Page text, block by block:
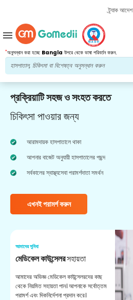
ট্র্যাক আদেশ
*অনুসন্ধান করা হচ্ছে Bangla উপরে থেকে ভাষা পরিবর্তন করুন.
menu
প্রক্রিয়াটি সহজ ও সংহত করতে
চিকিৎসা পাওয়ার জন্য
আরামদায়ক হাসপাতালে থাকা
আপনার বাজেট অনুযায়ী হাসপাতালের পছন্দ
সর্বকালের স্বাস্থ্যসেবা পরামর্শদাতা সমর্থন
এখনই পরামর্শ করুন
আমাদের সুবিধা
মেডিকেল কাউন্সেলরসহায়তা
আমাদের অভিজ্ঞ মেডিকেল কাউন্সেলরদের কাছ
থেকে নিয়মিত সহায়তা পান। আপনাকে সর্বোত্তম
পরামর্শ এবং দিকনির্দেশনা প্রদান করে।